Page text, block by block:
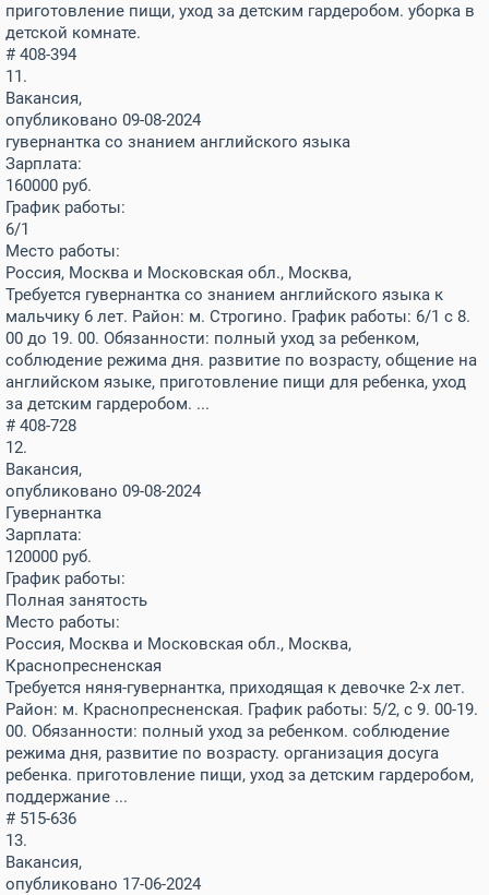
приготовление пищи, уход за детским гардеробом. уборка в
детской комнате.
# 408-394
11.
Вакансия,
опубликовано 09-08-2024
гувернантка со знанием английского языка
Зарплата:
160000 руб.
График работы:
6/1
Место работы:
Россия, Москва и Московская обл., Москва,
Требуется гувернантка со знанием английского языка к
мальчику 6 лет. Район: м. Строгино. График работы: 6/1 с 8.
00 до 19. 00. Обязанности: полный уход за ребенком,
соблюдение режима дня. развитие по возрасту, общение на
английском языке, приготовление пищи для ребенка, уход
за детским гардеробом. ...
# 408-728
12.
Вакансия,
опубликовано 09-08-2024
Гувернантка
Зарплата:
120000 руб.
График работы:
Полная занятость
Место работы:
Россия, Москва и Московская обл., Москва,
Краснопресненская
Требуется няня-гувернантка, приходящая к девочке 2-х лет.
Район: м. Краснопресненская. График работы: 5/2, с 9. 00-19.
00. Обязанности: полный уход за ребенком. соблюдение
режима дня, развитие по возрасту. организация досуга
ребенка. приготовление пищи, уход за детским гардеробом,
поддержание ...
# 515-636
13.
Вакансия,
опубликовано 17-06-2024